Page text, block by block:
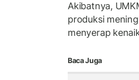
Akibatnya,
produksi
menyerap
Baca Juga